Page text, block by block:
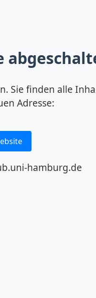
Sie finden alle
Adresse:
hamburg.de